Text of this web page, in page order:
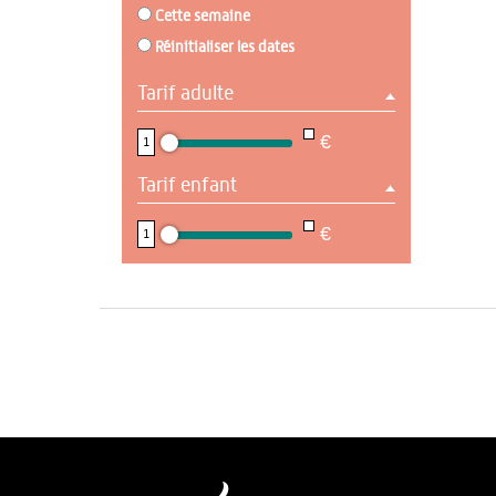
Cette semaine
Réinitialiser les dates
Tarif adulte
1 €
Tarif enfant
1 €